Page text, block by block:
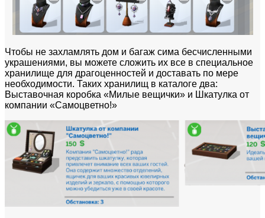
Чтобы не захламлять дом и багаж сима бесчисленными
украшениями, вы можете сложить их все в специальное
хранилище для драгоценностей и доставать по мере
необходимости. Таких хранилищ в каталоге два:
Выставочная коробка «Милые вещички» и Шкатулка от
компании «Самоцветно!»